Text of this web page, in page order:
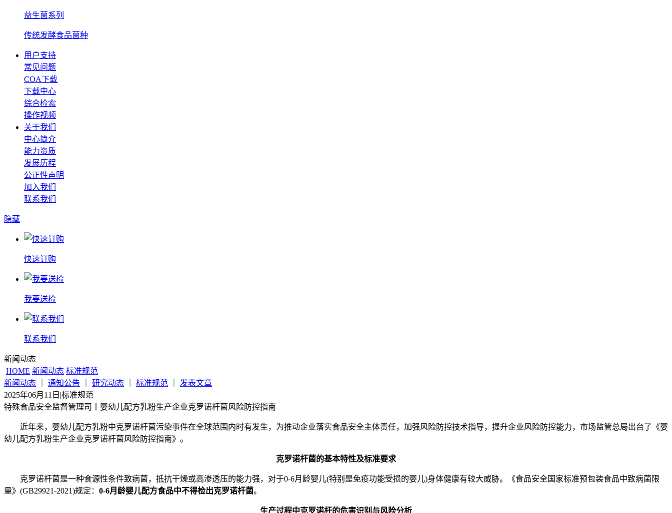
益生菌系列
传统发酵食品菌种
用户支持
常见问题
COA下载
下载中心
综合检索
操作视频
关于我们
中心简介
能力资质
发展历程
公正性声明
加入我们
联系我们
隐藏
快速订购
我要送检
联系我们
新闻动态
HOME 新闻动态 标准规范
新闻动态
通知公告 研究动态 标准规范
发表文章
2025年06月11日 |标准规范
特殊食品安全监督管理司丨婴幼儿配方乳粉生产企业克罗诺杆菌风险防控指南
近年来，婴幼儿配方乳粉中克罗诺杆菌污染事件在全球范围内时有发生，为推动企业落实食品安全主体责任，加强风险防控技术指导，提升企业风险防控能力，市场监管总局出台了《婴
幼儿配方乳粉生产企业克罗诺杆菌风险防控指南》。
克罗诺杆菌的基本特性及标准要求
克罗诺杆菌是一种食源性条件致病菌，抵抗干燥或高渗透压的能力强，对于0-6月龄婴儿(特别是免疫功能受损的婴儿)身体健康有较大威胁。《食品安全国家标准预包装食品中致病菌限
量》(GB29921-2021)规定： 0-6月龄婴儿配方食品中不得检出克罗诺杆菌。
生产过程中克罗诺杆的危害识别与风险分析